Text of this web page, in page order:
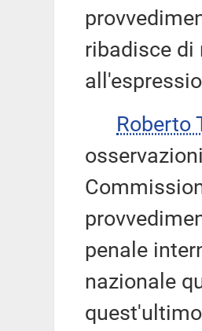
ribadisce di
Roberto
penale
nazionale